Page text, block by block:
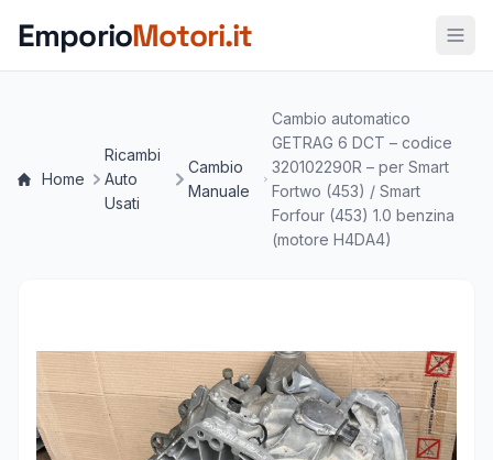
EmporioMotori.it
Home
Ricambi
Auto
Usati
Cambio
Manuale
Cambio automatico
GETRAG 6 DCT – codice
320102290R – per Smart
Fortwo (453) / Smart
Forfour (453) 1.0 benzina
(motore H4DA4)